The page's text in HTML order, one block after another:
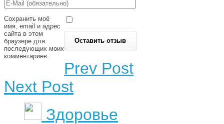
Сохранить моё
имя, email и адрес
сайта в этом
браузере для
последующих моих
комментариев.
Prev Post
Next Post
Здоровье